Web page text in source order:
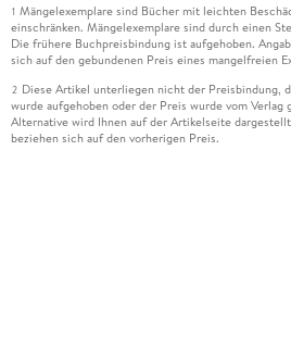
1 Mängelexemplare sind Bücher mit leichten
einschränken. Mängelexemplare sind durch einen
Die frühere Buchpreisbindung ist aufgehoben.
sich auf den gebundenen Preis eines mangelfreien
2 Diese Artikel unterliegen nicht der Preisbindung,
wurde aufgehoben oder der Preis wurde vom
Alternative wird Ihnen auf der Artikelseite
beziehen sich auf den vorherigen Preis.